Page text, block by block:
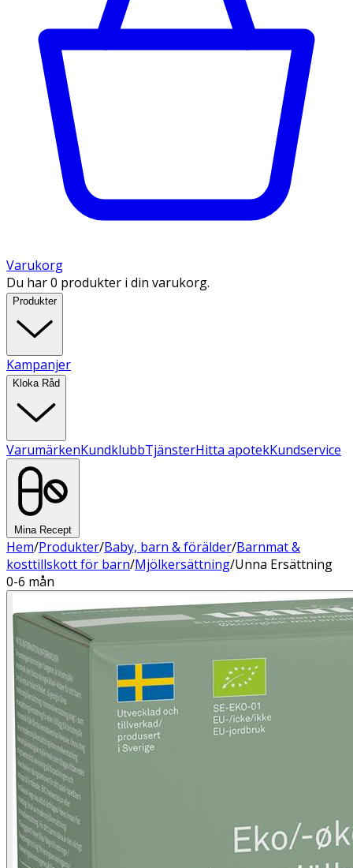
Varukorg
Du har 0 produkter i din varukorg.
Produkter
Kampanjer
Kloka Råd
VarumärkenKundklubbTjänsterHitta apotekKundservice
Mina Recept
Hem/Produkter/Baby, barn & förälder/Barnmat &
kosttillskott för barn/Mjölkersättning/Unna Ersättning
0-6 mån